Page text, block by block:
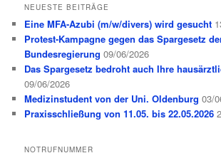
NEUESTE BEITRÄGE
Eine MFA-Azubi (m/w/divers) wird gesucht
Protest-Kampagne gegen das Spargesetz
Bundesregierung 09/06/2026
Das Spargesetz bedroht auch Ihre
09/06/2026
Medizinstudent von der Uni. Oldenburg 03/
Praxisschließung von 11.05. bis 22.05.2026
NOTRUFNUMMER